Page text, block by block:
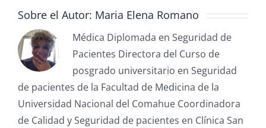
Sobre el Autor: Maria Elena Romano
Médica Diplomada en Seguridad de
Pacientes Directora del Curso de
posgrado universitario en Seguridad
de pacientes de la Facultad de Medicina de la
Universidad Nacional del Comahue Coordinadora
de Calidad y Seguridad de pacientes en Clínica San